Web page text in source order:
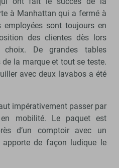
à Manhattan qui a fermé à
sont toujours en
des clientes dès lors
choix. De grandes tables
la marque et tout se teste.
avec deux lavabos a été
impérativement passer par
mobilité. Le paquet est
d’un comptoir avec un
apporte de façon ludique le